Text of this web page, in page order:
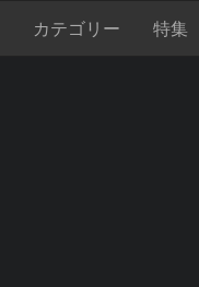
カテゴリー 特集